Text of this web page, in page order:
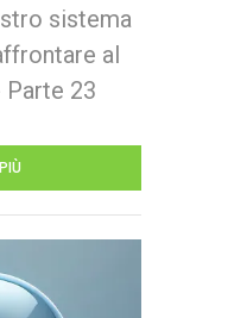
sistema
al
23